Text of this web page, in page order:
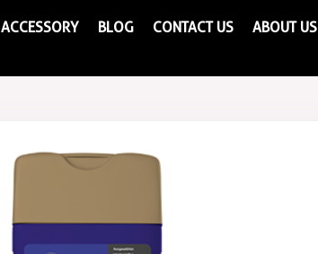
ACCESSORY BLOG CONTACT US ABOUT US